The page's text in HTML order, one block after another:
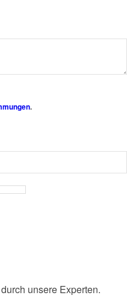
.
unsere Experten.